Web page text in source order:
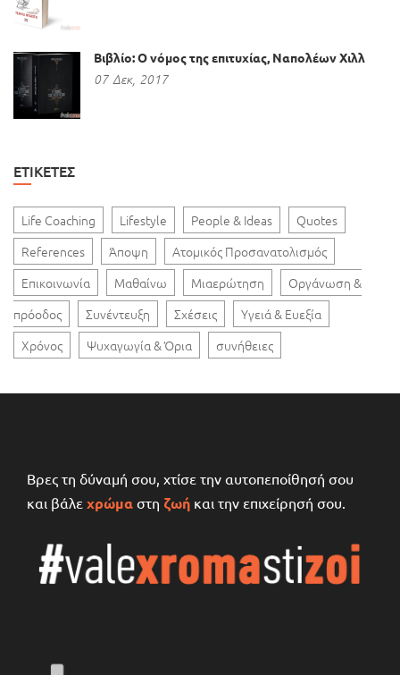
Βιβλίο: Ο νόμος της επιτυχίας, Ναπολέων Χιλλ
07 Δεκ, 2017
ΕΤΙΚΈΤΕΣ
Life Coaching Lifestyle People & Ideas
Quotes
References
Άποψη
Ατομικός Προσανατολισμός
Επικοινωνία
Μαθαίνω Μιαερώτηση
Οργάνωση &
πρόοδος
Συνέντευξη Σχέσεις
Υγειά & Ευεξία
Χρόνος
Ψυχαγωγία & Όρια συνήθειες
Βρες τη δύναμή σου, χτίσε την αυτοπεποίθησή σου
και βάλε χρώμα στη ζωή και την επιχείρησή σου.